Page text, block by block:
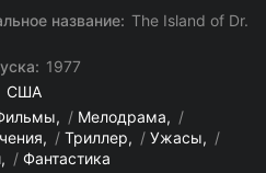
название: The Island of Dr.
1977
США
/ Мелодрама
/
/ Триллер / Ужасы
/
/ Фантастика